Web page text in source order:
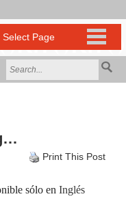
Print This Post
sólo en Inglés